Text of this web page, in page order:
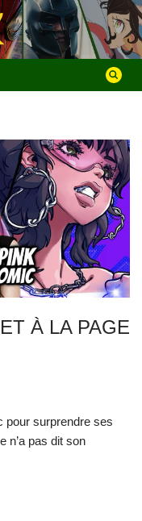
À LA PAGE
pour surprendre ses
n’a pas dit son